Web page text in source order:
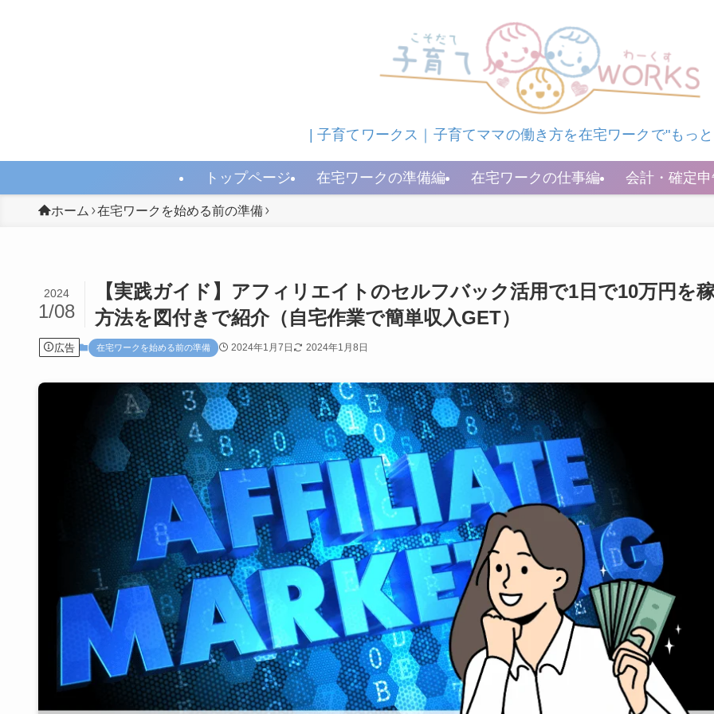
| 子育てワークス｜子育てママの働き方を在宅ワークで"もっ
トップページ 在宅ワークの準備編 在宅ワークの仕事編 会計・確定
ホーム 在宅ワークを始める前の準備
【実践ガイド】アフィリエイトのセルフバック活用で1日で10万円を
方法を図付きで紹介（自宅作業で簡単収入GET）
2024
1/08
広告 在宅ワークを始める前の準備 2024年1月7日 2024年1月8日